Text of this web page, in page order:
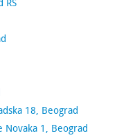
RS
18, Beograd
Novaka 1, Beograd